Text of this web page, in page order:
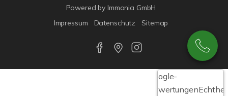
Powered by Immonia GmbH
Impressum
Datenschutz Sitemap
Google-
Bewertungen